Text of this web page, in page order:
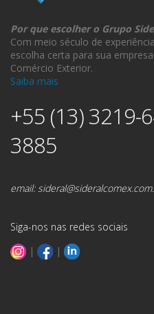
Por que escolher o Grupo
Com meio século de
escolha certa para sua
Comércio Exterior.
Saiba mais
+55 (13)
3885
email:
Siga-nos nas redes sociais
|
|